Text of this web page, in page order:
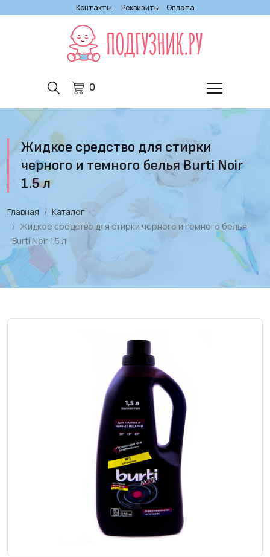
Контакты Реквизиты Оплата
0
Жидкое средство для стирки
черного и темного белья Burti Noir
1.5 л
Главная
Каталог
Жидкое средство для стирки черного и темного белья
Burti Noir 1.5 л